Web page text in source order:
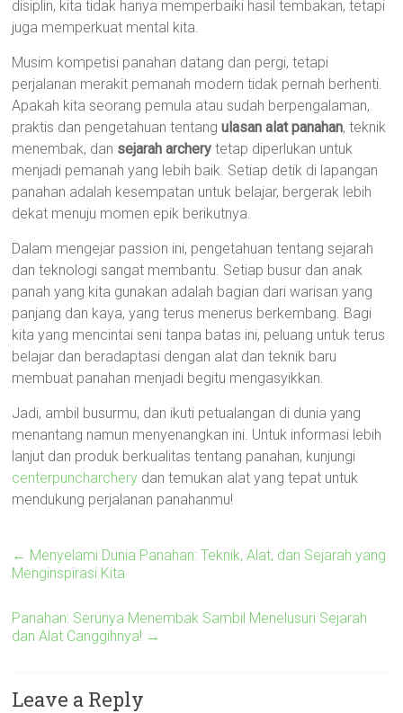
disiplin, kita tidak hanya memperbaiki hasil tembakan, tetapi
juga memperkuat mental kita.
Musim kompetisi panahan datang dan pergi, tetapi
perjalanan merakit pemanah modern tidak pernah berhenti.
Apakah kita seorang pemula atau sudah berpengalaman,
praktis dan pengetahuan tentangulasan alat panahan, teknik
menembak, dan sejarah archery tetap diperlukan untuk
menjadi pemanah yang lebih baik. Setiap detik di lapangan
panahan adalah kesempatan untuk belajar, bergerak lebih
dekat menuju momen epik berikutnya.
Dalam mengejar passion ini, pengetahuan tentang sejarah
dan teknologi sangat membantu. Setiap busur dan anak
panah yang kita gunakan adalah bagian dari warisan yang
panjang dan kaya, yang terus menerus berkembang. Bagi
kita yang mencintai seni tanpa batas ini, peluang untuk terus
belajar dan beradaptasi dengan alat dan teknik baru
membuat panahan menjadi begitu mengasyikkan.
Jadi, ambil busurmu, dan ikuti petualangan di dunia yang
menantang namun menyenangkan ini. Untuk informasi lebih
lanjut dan produk berkualitas tentang panahan, kunjungi
centerpuncharchery dan temukan alat yang tepat untuk
mendukung perjalanan panahanmu!
← Menyelami Dunia Panahan: Teknik, Alat, dan Sejarah yang
Menginspirasi Kita
Panahan: Serunya Menembak Sambil Menelusuri Sejarah
dan Alat Canggihnya! →
Leave a Reply